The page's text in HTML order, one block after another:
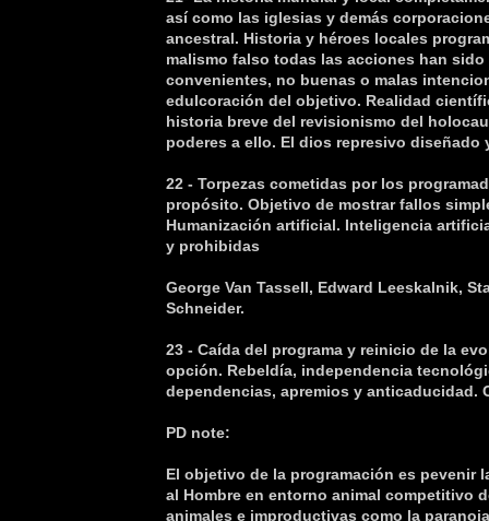
así como las iglesias y demás
ancestral. Historia y héroes locales
malismo falso todas las acciones han
convenientes, no buenas o malas
edulcoración del objetivo. Realidad
historia breve del revisionismo del
poderes a ello. El dios represivo diseñado
22 - Torpezas cometidas por los
propósito. Objetivo de mostrar fallos
Humanización artificial. Inteligencia
y prohibidas
George Van Tassell, Edward Leeskalnik,
Schneider.
23 - Caída del programa y reinicio de la
opción. Rebeldía, independencia
dependencias, apremios y anticaducidad.
PD note:
El objetivo de la programación es pevenir
al Hombre en entorno animal competitivo
animales e improductivas como la